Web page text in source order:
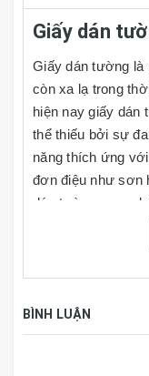
Giấy dán
Giấy dán tường là
còn xa lạ trong
hiện nay giấy dán
thể thiếu bởi sự
năng thích ứng
đơn điệu như sơn
dán tường mang
chọn, đồng thời
nhau trong căn
BÌNH LUẬN